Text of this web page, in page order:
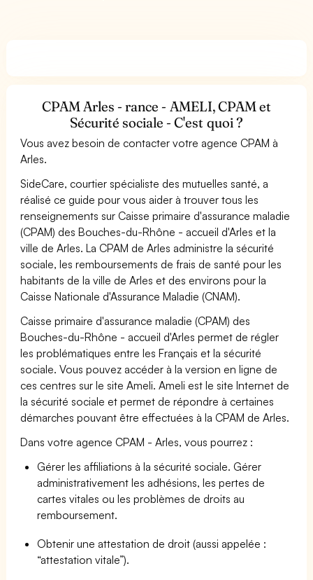
CPAM Arles - rance - AMELI, CPAM et
Sécurité sociale - C'est quoi ?
Vous avez besoin de contacter votre agence CPAM à
Arles.
SideCare, courtier spécialiste des mutuelles santé, a
réalisé ce guide pour vous aider à trouver tous les
renseignements sur Caisse primaire d'assurance maladie
(CPAM) des Bouches-du-Rhône - accueil d'Arles et la
ville de Arles. La CPAM de Arles administre la sécurité
sociale, les remboursements de frais de santé pour les
habitants de la ville de Arles et des environs pour la
Caisse Nationale d'Assurance Maladie (CNAM).
Caisse primaire d'assurance maladie (CPAM) des
Bouches-du-Rhône - accueil d'Arles permet de régler
les problématiques entre les Français et la sécurité
sociale. Vous pouvez accéder à la version en ligne de
ces centres sur le site Ameli. Ameli est le site Internet de
la sécurité sociale et permet de répondre à certaines
démarches pouvant être effectuées à la CPAM de Arles.
Dans votre agence CPAM - Arles, vous pourrez :
Gérer les affiliations à la sécurité sociale. Gérer
administrativement les adhésions, les pertes de
cartes vitales ou les problèmes de droits au
remboursement.
Obtenir une attestation de droit (aussi appelée :
“attestation vitale”).